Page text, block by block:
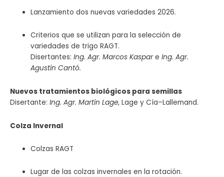
Lanzamiento dos nuevas variedades 2026.
Criterios que se utilizan para la selección de
variedades de trigo RAGT.
Disertantes:Ing. Agr. Marcos KaspareIng. Agr.
Agustín Cantó.
Nuevos tratamientos biológicos para semillas
Disertante: Ing. Agr. Martín Lage, Lage y Cía–Lallemand.
Colza Invernal
Colzas RAGT
Lugar de las colzas invernales en la rotación.